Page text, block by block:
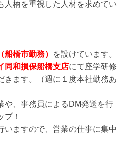
人柄を重視した人材を求めてい
船橋市勤務）
を設けています。
同和損保船橋支店にて座学研修
きます。（週に１度本社勤務あ
や、事務員によるDM発送を行
！
いますので、営業の仕事に集中